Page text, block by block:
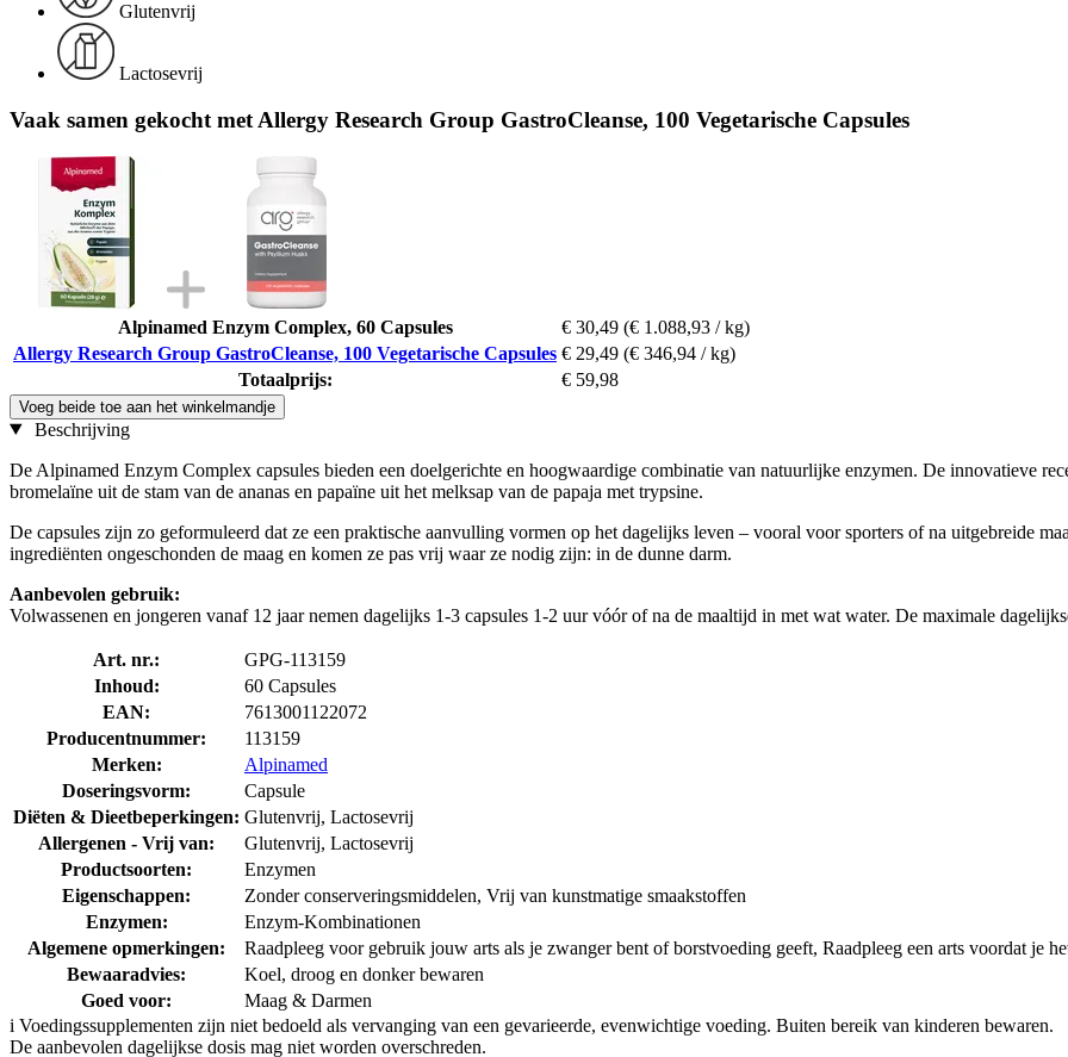
Glutenvrij
Lactosevrij
Vaak samen gekocht met Allergy Research Group GastroCleanse, 100 Vegetarische Capsules
Alpinamed Enzym Complex, 60 Capsules € 30,49 (€ 1.088,93 / kg)
Allergy Research Group GastroCleanse, 100 Vegetarische Capsules € 29,49 (€ 346,94 / kg)
Totaalprijs:
€ 59,98
Voeg beide toe aan het winkelmandje
Beschrijving
De Alpinamed Enzym Complex capsules bieden een doelgerichte en hoogwaardige combinatie van natuurlijke enzymen. De innovatieve
bromelaïne uit de stam van de ananas en papaïne uit het melksap van de papaja met trypsine.
De capsules zijn zo geformuleerd dat ze een praktische aanvulling vormen op het dagelijks leven – vooral voor sporters of na uitgebreide
ingrediënten ongeschonden de maag en komen ze pas vrij waar ze nodig zijn: in de dunne darm.
Aanbevolen gebruik:
Volwassenen en jongeren vanaf 12 jaar nemen dagelijks 1-3 capsules 1-2 uur vóór of na de maaltijd in met wat water. De maximale
Art. nr.:
GPG-113159
Inhoud:
60 Capsules
EAN:
7613001122072
Producentnummer:
113159
Merken:
Alpinamed
Doseringsvorm:
Capsule
Diëten & Dieetbeperkingen: Glutenvrij, Lactosevrij
Allergenen - Vrij van:
Glutenvrij, Lactosevrij
Productsoorten:
Enzymen
Eigenschappen:
Zonder conserveringsmiddelen, Vrij van kunstmatige smaakstoffen
Enzymen:
Enzym-Kombinationen
Algemene opmerkingen:
Raadpleeg voor gebruik jouw arts als je zwanger bent of borstvoeding geeft, Raadpleeg een arts voordat je
Bewaaradvies:
Koel, droog en donker bewaren
Goed voor:
Maag & Darmen
i Voedingssupplementen zijn niet bedoeld als vervanging van een gevarieerde, evenwichtige voeding. Buiten bereik van kinderen bewaren.
De aanbevolen dagelijkse dosis mag niet worden overschreden.